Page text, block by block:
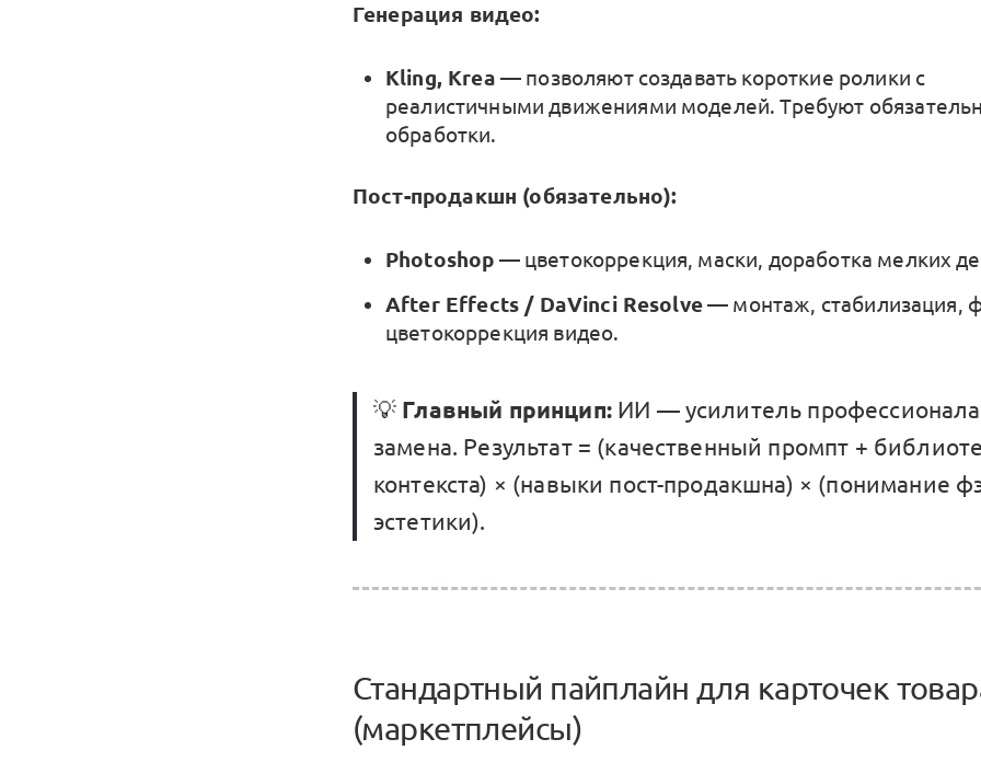
Генерация видео:
Kling, Krea — позволяют создавать короткие ролики с
реалистичными движениями моделей. Требуют
обработки.
Пост-продакшн (обязательно):
Photoshop — цветокоррекция, маски, доработка мелких
After Effects / DaVinci Resolve— монтаж, стабилизация,
цветокоррекция видео.
💡 Главный принцип:ИИ — усилитель
замена. Результат = (качественный промпт +
контекста) × (навыки пост-продакшна) × (понимание
эстетики).
Стандартный пайплайн для карточек
(маркетплейсы)